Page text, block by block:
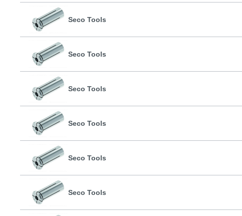
Seco Tools
Seco Tools
Seco Tools
Seco Tools
Seco Tools
Seco Tools